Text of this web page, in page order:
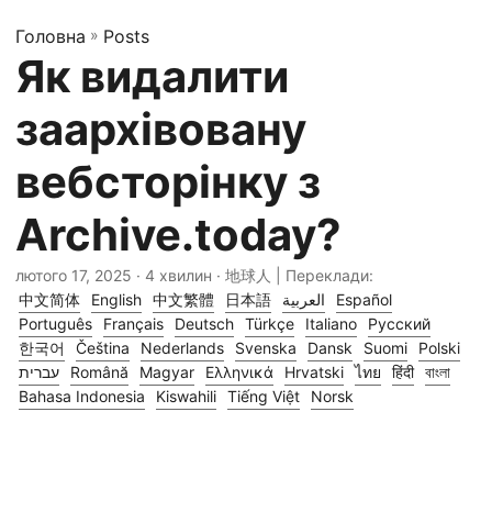
Головна » Posts
Як видалити
заархівовану
вебсторінку з
Archive.today?
лютого 17, 2025 · 4 хвилин · 地球人 | Переклади:
中文简体
English 中文繁體 日本語 العربية
Español
Português
Français Deutsch Türkçe Italiano
Русский
한국어
Čeština Nederlands Svenska Dansk Suomi
Polski
עברית
Română Magyar Ελληνικά Hrvatski ไทย हिंदी বাংলা
Bahasa Indonesia
Kiswahili Tiếng Việt Norsk